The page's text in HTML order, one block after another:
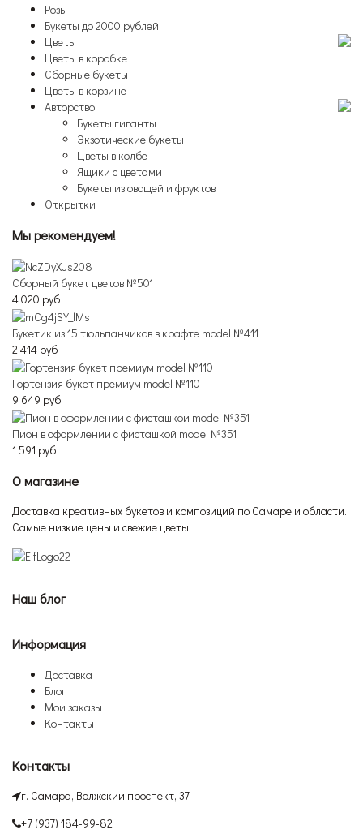
Розы
Букеты до 2000 рублей
Цветы
Цветы в коробке
Сборные букеты
Цветы в корзине
Авторство
Букеты гиганты
Экзотические букеты
Цветы в колбе
Ящики с цветами
Букеты из овощей и фруктов
Открытки
Мы рекомендуем!
Сборный букет цветов №501
4 020 руб
Букетик из 15 тюльпанчиков в крафте model №411
2 414 руб
Гортензия букет премиум model №110
9 649 руб
Пион в оформлении с фисташкой model №351
1 591 руб
О магазине
Доставка креативных букетов и композиций по Самаре и области.
Самые низкие цены и свежие цветы!
Наш блог
Информация
Доставка
Блог
Мои заказы
Контакты
Контакты
г. Самара, Волжский проспект, 37
+7 (937) 184-99-82